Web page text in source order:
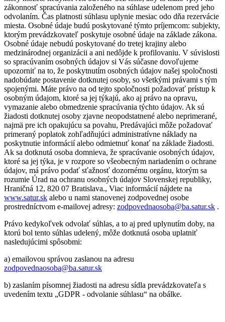
zákonnosť spracúvania založeného na súhlase udelenom pred jeho
odvolaním. Čas platnosti súhlasu uplynie mesiac odo dňa rezervácie
miesta. Osobné údaje budú poskytované týmto príjemcom: subjekty,
ktorým prevádzkovateľ poskytuje osobné údaje na základe zákona.
Osobné údaje nebudú poskytované do tretej krajiny alebo
medzinárodnej organizácii a ani nedôjde k profilovaniu. V súvislosti
so spracúvaním osobných údajov si Vás súčasne dovoľujeme
upozorniť na to, že poskytnutím osobných údajov našej spoločnosti
nadobúdate postavenie dotknutej osoby, so všetkými právami s tým
spojenými. Máte právo na od tejto spoločnosti požadovať prístup k
osobným údajom, ktoré sa jej týkajú, ako aj právo na opravu,
vymazanie alebo obmedzenie spracúvania týchto údajov. Ak sú
žiadosti dotknutej osoby zjavne neopodstatnené alebo neprimerané,
najmä pre ich opakujúcu sa povahu, Predávajúci môže požadovať
primeraný poplatok zohľadňujúci administratívne náklady na
poskytnutie informácií alebo odmietnuť konať na základe žiadosti.
Ak sa dotknutá osoba domnieva, že spracúvanie osobných údajov,
ktoré sa jej týka, je v rozpore so všeobecným nariadením o ochrane
údajov, má právo podať sťažnosť dozornému orgánu, ktorým sa
rozumie Úrad na ochranu osobných údajov Slovenskej republiky,
Hraničná 12, 820 07 Bratislava., Viac informácií nájdete na
www.satur.sk alebo u nami stanovenej zodpovednej osobe
prostredníctvom e-mailovej adresy: zodpovednaosoba@ba.satur.sk .
Právo kedykoľvek odvolať súhlas, a to aj pred uplynutím doby, na
ktorú bol tento súhlas udelený, môže dotknutá osoba uplatniť
nasledujúcimi spôsobmi:
a) emailovou správou zaslanou na adresu
zodpovednaosoba@ba.satur.sk
b) zaslaním písomnej žiadosti na adresu sídla prevádzkovateľa s
uvedením textu „GDPR - odvolanie súhlasu“ na obálke.